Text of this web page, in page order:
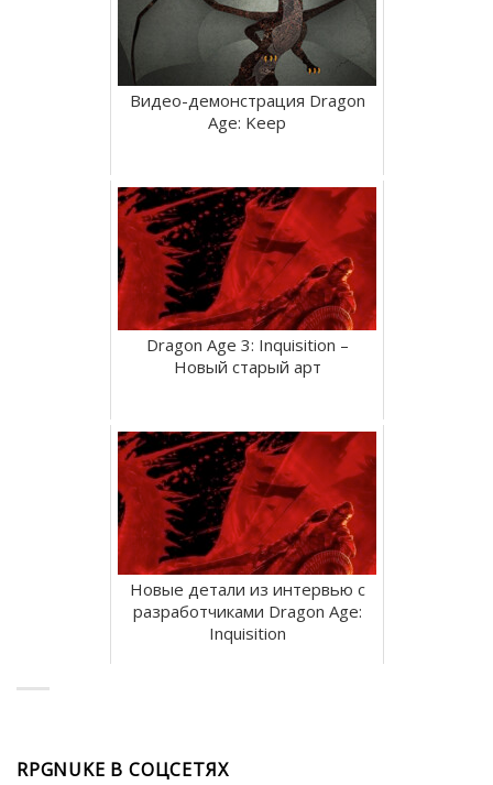
Видео-демонстрация Dragon
Age: Keep
Dragon Age 3: Inquisition –
Новый старый арт
Новые детали из интервью с
разработчиками Dragon Age:
Inquisition
RPGNUKE В СОЦСЕТЯХ